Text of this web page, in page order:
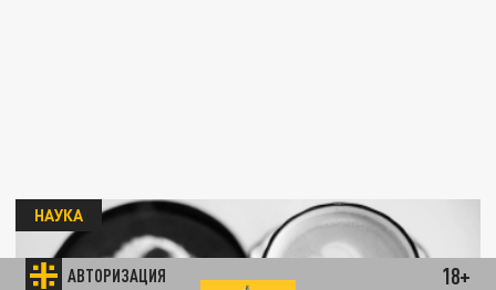
АВТОРИЗАЦИЯ 18+
НАУКА